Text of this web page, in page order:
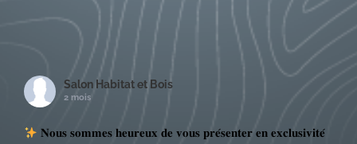
Salon Habitat et Bois
2 mois
𝐍𝐨𝐮𝐬 𝐬𝐨𝐦𝐦𝐞𝐬 𝐡𝐞𝐮𝐫𝐞𝐮𝐱 𝐝𝐞 𝐯𝐨𝐮𝐬 𝐩𝐫𝐞́𝐬𝐞𝐧𝐭𝐞𝐫 𝐞𝐧 𝐞𝐱𝐜𝐥𝐮𝐬𝐢𝐯𝐢𝐭𝐞́